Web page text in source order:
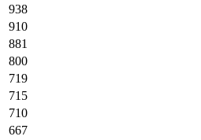
938
910
881
800
719
715
710
667